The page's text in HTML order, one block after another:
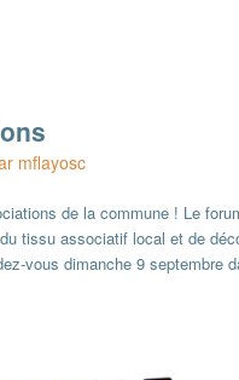
mflayosc
de la commune ! Le
tissu associatif local et de
vous dimanche 9 septembre